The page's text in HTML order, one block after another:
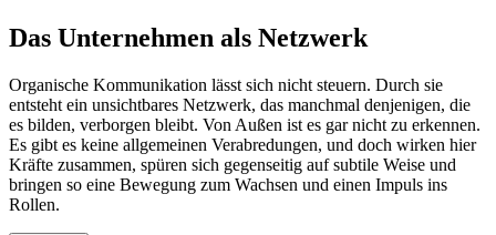
Das Unternehmen als Netzwerk
Organische Kommunikation lässt sich nicht steuern. Durch sie
entsteht ein unsichtbares Netzwerk, das manchmal denjenigen, die
es bilden, verborgen bleibt. Von Außen ist es gar nicht zu erkennen.
Es gibt es keine allgemeinen Verabredungen, und doch wirken hier
Kräfte zusammen, spüren sich gegenseitig auf subtile Weise und
bringen so eine Bewegung zum Wachsen und einen Impuls ins
Rollen.